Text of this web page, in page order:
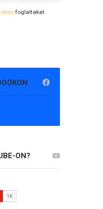
foglaltakat.
ON?